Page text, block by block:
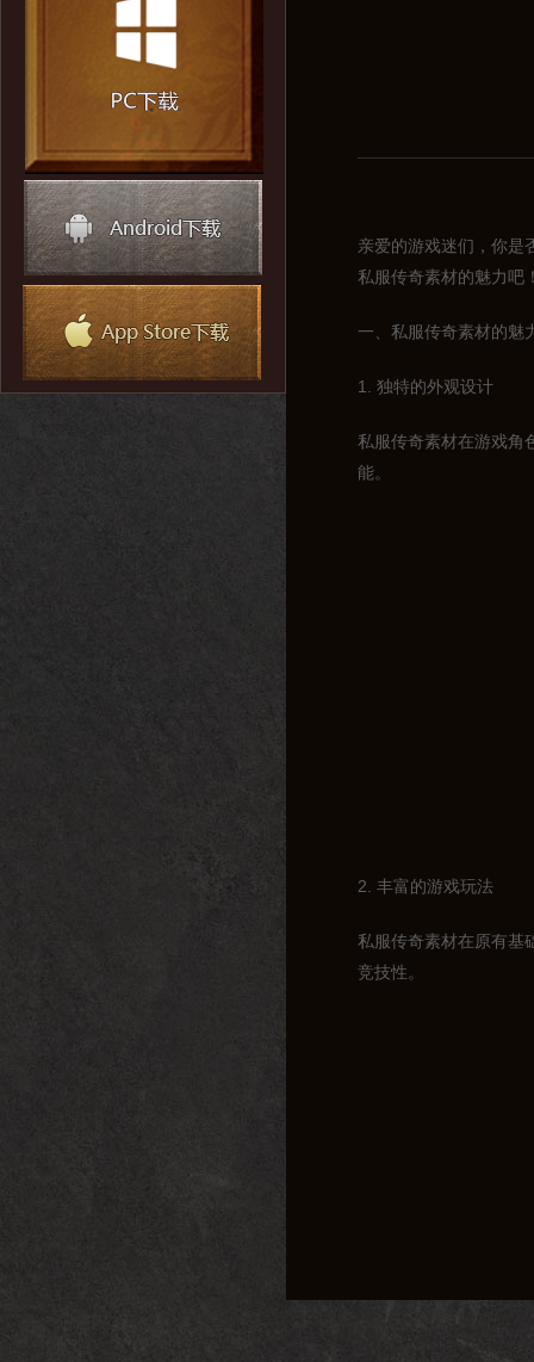
亲爱的游戏迷们，你是
私服传奇素材的魅力吧
一、私服传奇素材的魅
1. 独特的外观设计
私服传奇素材在游戏角
能。
2. 丰富的游戏玩法
私服传奇素材在原有基
竞技性。